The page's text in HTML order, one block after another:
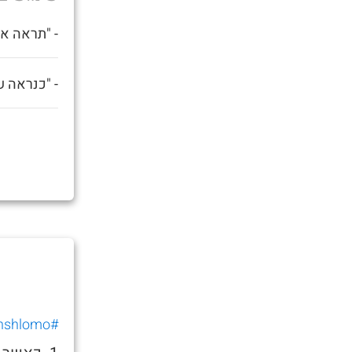
- "תראה
- "כנראה
#guybenshlomo